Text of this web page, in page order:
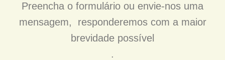
Preencha o formulário ou envie-nos uma
mensagem, responderemos com a maior
brevidade possível
.